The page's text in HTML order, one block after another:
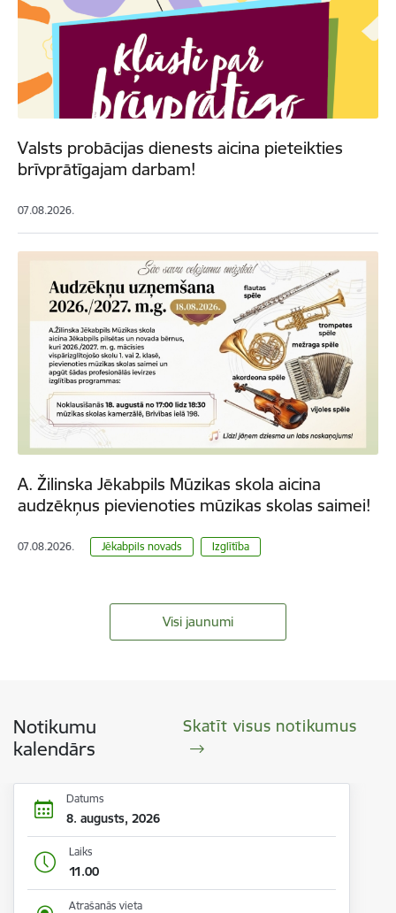
Valsts probācijas dienests aicina pieteikties
brīvprātīgajam darbam!
07.08.2026.
A. Žilinska Jēkabpils Mūzikas skola aicina
audzēkņus pievienoties mūzikas skolas saimei!
07.08.2026. Jēkabpils novads Izglītība
Visi jaunumi
Notikumu
kalendārs
Skatīt visus notikumus
Datums
8. augusts, 2026
Laiks
11.00
Atrašanās vieta